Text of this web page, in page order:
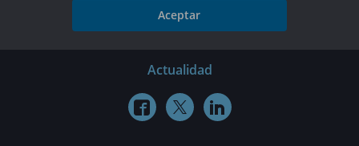
Aceptar
Actualidad
  